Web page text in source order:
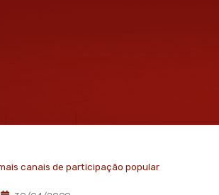
canais de participação popular